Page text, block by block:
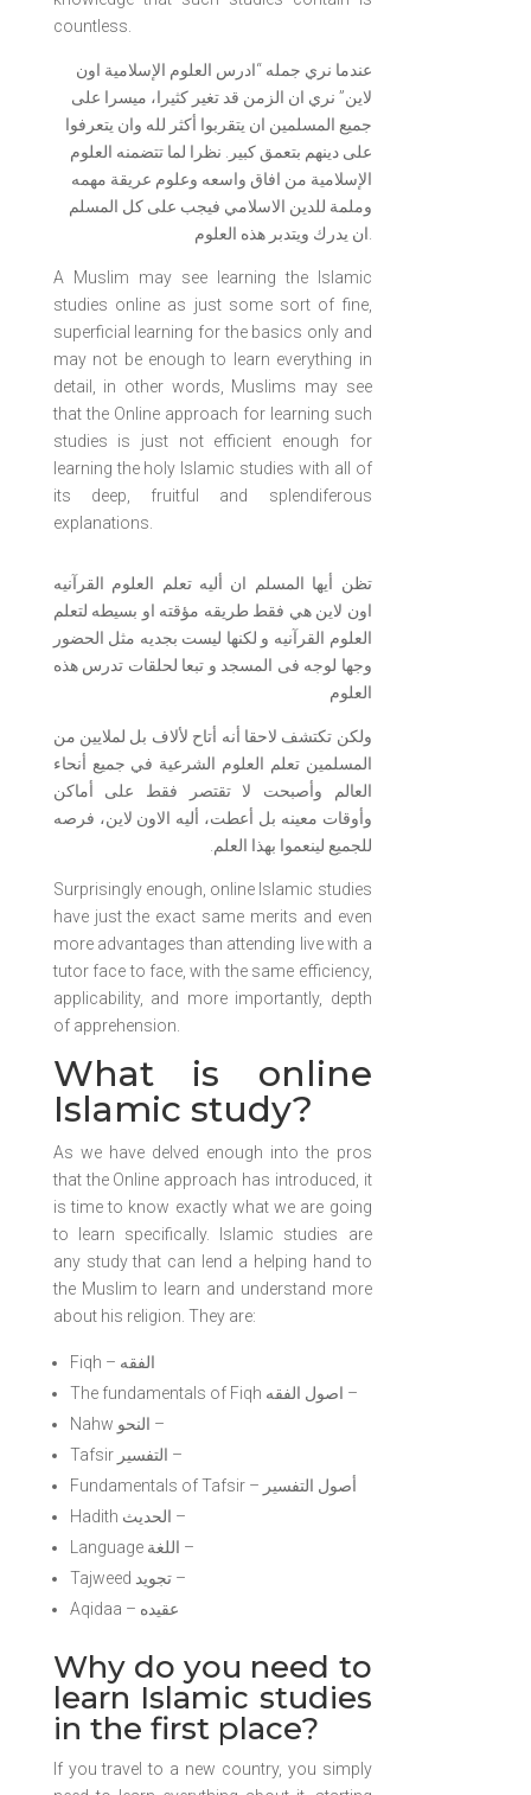
countless.
عندما نري جمله “ادرس العلوم الإسلامية اون
لاين” نري ان الزمن قد تغير كثيرا، ميسرا على
جميع المسلمين ان يتقربوا أكثر لله وان يتعرفوا
على دينهم بتعمق كبير. نظرا لما تتضمنه العلوم
الإسلامية من افاق واسعه وعلوم عريقة مهمه
وملمة للدين الاسلامي فيجب على كل المسلم
A Muslim may see learning the Islamic
studies online as just some sort of fine,
superficial learning for the basics only and
may not be enough to learn everything in
detail, in other words, Muslims may see
that the Online approach for learning such
studies is just not efficient enough for
learning the holy Islamic studies with all of
its deep, fruitful and splendiferous
explanations.
تظن أيها المسلم ان أليه تعلم العلوم القرآنيه
اون لاين هي فقط طريقه مؤقته او بسيطه لتعلم
العلوم القرآنيه و لكنها ليست بجديه مثل الحضور
وجها لوجه فى المسجد و تبعا لحلقات تدرس هذه
العلوم
ولكن تكتشف لاحقا أنه أتاح لألاف بل لملايين من
المسلمين تعلم العلوم الشرعية في جميع أنحاء
العالم وأصبحت لا تقتصر فقط على أماكن
وأوقات معينه بل أعطت، أليه الاون لاين، فرصه
للجميع لينعموا بهذا العلم.
Surprisingly enough, online Islamic studies
have just the exact same merits and even
more advantages than attending live with a
tutor face to face, with the same efficiency,
applicability, and more importantly, depth
of apprehension.
What is online
Islamic study?
As we have delved enough into the pros
that the Online approach has introduced, it
is time to know exactly what we are going
to learn specifically. Islamic studies are
any study that can lend a helping hand to
the Muslim to learn and understand more
about his religion. They are:
Fiqh – الفقه
The fundamentals of Fiqh اصول الفقه –
Nahw النحو –
Tafsir التفسير –
Fundamentals of Tafsir – أصول التفسير
Hadith الحديث –
Language اللغة –
Tajweed تجويد –
Aqidaa – عقيده
Why do you need to
learn Islamic studies
in the first place?
If you travel to a new country, you simply